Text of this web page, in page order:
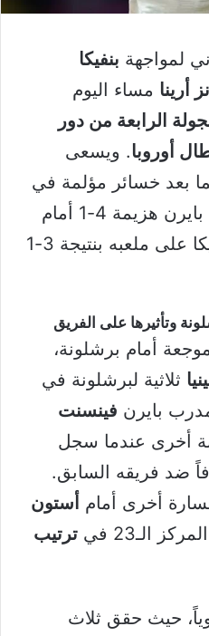
لمواجهة بنفيكا
أرينا مساء اليوم
الرابعة من دور
أوروبا. ويسعى
بعد خسائر مؤلمة في
هزيمة 4-1 أمام
، بينما سقط بنفيكا على ملعبه بنتيجة 3-1
وتأثيرها على الفريق
أمام برشلونة،
ثلاثية لبرشلونة في
بايرن فينسنت
أخرى عندما سجل
ضد فريقه السابق.
أخرى أمام أستون
الـ23 في
ترتيب
حيث حقق ثلاث